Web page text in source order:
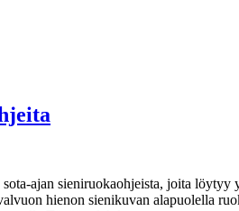
ajan sieniruokaohjeista, joita
hienon sienikuvan alapuolella